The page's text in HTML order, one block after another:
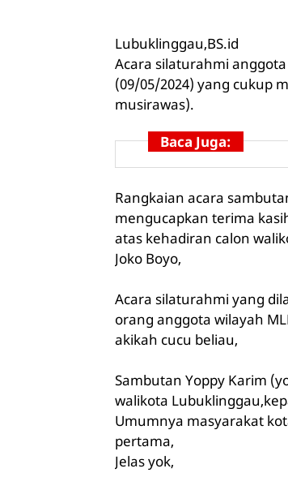
Lubuklinggau,BS.id
Acara silaturahmi
(09/05/2024) yang cukup
musirawas).
Baca Juga:
Rangkaian acara
mengucapkan terima
atas kehadiran calon
Joko Boyo,
Acara silaturahmi yang
orang anggota wilayah
akikah cucu beliau,
Sambutan Yoppy Karim
walikota
Umumnya masyarakat
pertama,
Jelas yok,